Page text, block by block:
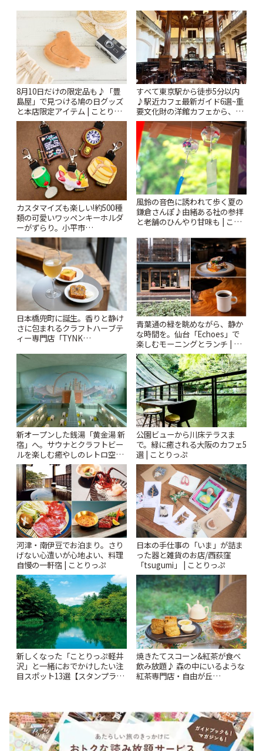
8月10日だけの限定品も♪「豊
島屋」で見つける鳩の日グッズ
と本店限定アイテム | ことりっ
ぷ
すべて東京駅から徒歩5分以内
♪駅近カフェ最新ガイド6選~重
要文化財の洋館カフェから、改
札すぐのレトロ喫茶まで~ | こと
りっぷ
カスタマイズも楽しい!約500種
類の可愛いワッペンキーホルダ
ーがずらり。小平市
「Kimamaya T&K」 | ことりっ
ぷ
風鈴の音色に誘われて歩く夏の
鎌倉さんぽ♪由緒ある社の参拝
と老舗のひんやり甘味も | こと
日本橋兜町に誕生。香りと静け
さに包まれるクラフトハーブテ
ィー専門店「TYNK
青葉通の緑を眺めながら、静か
な時間を。仙台「Echoes」で
楽しむモーニングとランチ | こ
とりっぷ
新オープンした銭湯「黄金湯 新
宿」へ。サウナとクラフトビー
ルを楽しむ癒やしのレトロ空間
| ことりっぷ
公園ビューから川床テラスま
で。緑に癒される大阪のカフェ5
選 | ことりっぷ
河津・南伊豆でお泊まり。さり
げない心遣いが心地よい、料理
自慢の一軒宿 | ことりっぷ
日本の手仕事の「いま」が詰ま
った器と雑貨のお店/西荻窪
「tsugumi」 | ことりっぷ
新しくなった「ことりっぷ軽井
沢」と一緒におでかけしたい注
目スポット13選【スタンプラリ
焼きたてスコーン&紅茶が食べ
飲み放題♪ 森の中にいるような
紅茶専門店・自由が丘